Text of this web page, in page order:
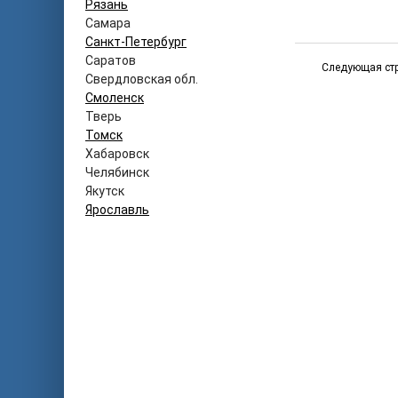
Рязань
Самара
Санкт-Петербург
Саратов
Свердловская обл.
Смоленск
Тверь
Томск
Хабаровск
Челябинск
Якутск
Ярославль
Следующая